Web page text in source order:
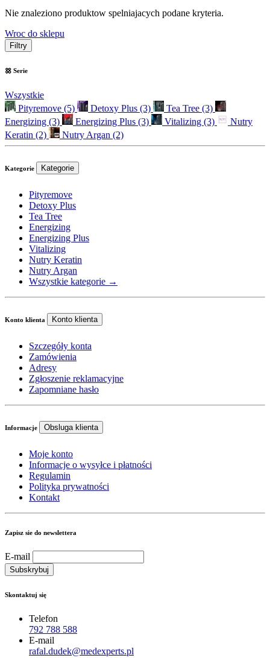
Nie znaleziono produktow spelniajacych podane kryteria.
Wroc do sklepu
Filtry
Serie
Wszystkie
Pityremove (5) Detoxy Plus (3) Tea Tree (3)
Energizing (3) Energizing Plus (3) Vitalizing (3)
Nutry
Keratin (2) Nutry Argan (2)
Kategorie Kategorie
Pityremove
Detoxy Plus
Tea Tree
Energizing
Energizing Plus
Vitalizing
Nutry Keratin
Nutry Argan
Wszystkie kategorie →
Konto klienta Konto klienta
Szczegóły konta
Zamówienia
Adresy
Zgłoszenie reklamacyjne
Zapomniane hasło
Informacje Obsluga klienta
Moje konto
Informacje o wysyłce i płatności
Regulamin
Polityka prywatności
Kontakt
Zapisz sie do newslettera
E-mail
Skontaktuj się
Telefon
792 788 588
E-mail
rafal.dudek@medexperts.pl